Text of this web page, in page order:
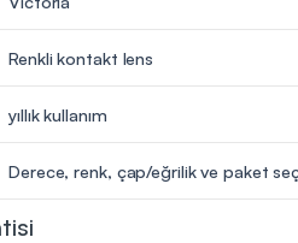
Renkli kontakt lens
yıllık kullanım
Derece, renk, çap/eğrilik ve paket